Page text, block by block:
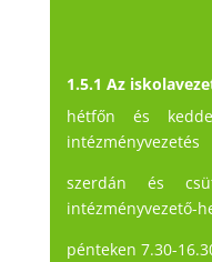
1.5.1 Az
hétfőn és
intézményvezetés
szerdán és
intézményvezető-
pénteken 7.30-